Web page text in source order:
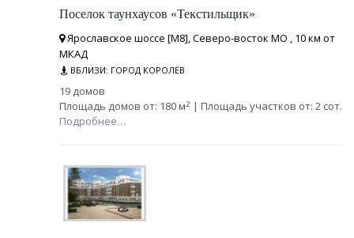
Поселок таунхаусов «Текстильщик»
Ярославское шоссе [М8], Северо-восток МО , 10 км от
МКАД
ВБЛИЗИ: ГОРОД КОРОЛЁВ
19 домов
Площадь домов от: 180 м2 | Площадь участков от: 2 сот.
Подробнее…